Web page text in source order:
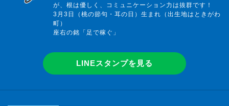
が、根は優しく、コミュニケーション力は抜群です！
3月3日（桃の節句・耳の日）生まれ（出生地はときがわ
町）
座右の銘「足で稼ぐ」
LINEスタンプを見る